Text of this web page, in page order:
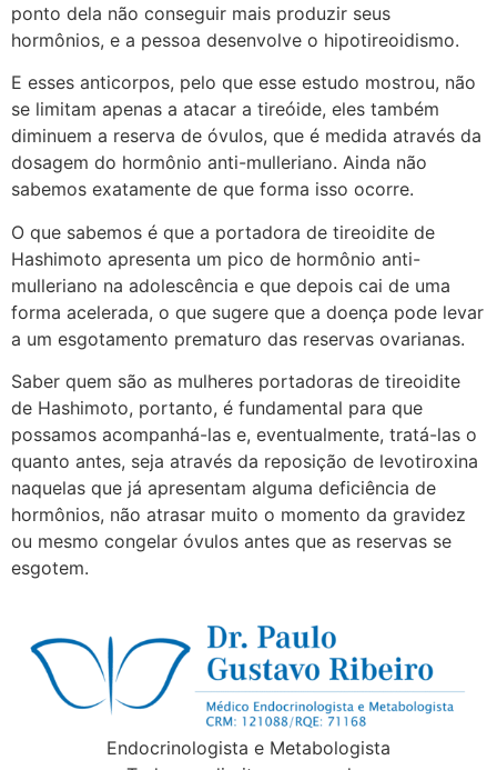
ponto dela não conseguir mais produzir seus
hormônios, e a pessoa desenvolve o hipotireoidismo.
E esses anticorpos, pelo que esse estudo mostrou, não
se limitam apenas a atacar a tireóide, eles também
diminuem a reserva de óvulos, que é medida através da
dosagem do hormônio anti-mulleriano. Ainda não
sabemos exatamente de que forma isso ocorre.
O que sabemos é que a portadora de tireoidite de
Hashimoto apresenta um pico de hormônio anti-
mulleriano na adolescência e que depois cai de uma
forma acelerada, o que sugere que a doença pode levar
a um esgotamento prematuro das reservas ovarianas.
Saber quem são as mulheres portadoras de tireoidite
de Hashimoto, portanto, é fundamental para que
possamos acompanhá-las e, eventualmente, tratá-las o
quanto antes, seja através da reposição de levotiroxina
naquelas que já apresentam alguma deficiência de
hormônios, não atrasar muito o momento da gravidez
ou mesmo congelar óvulos antes que as reservas se
esgotem.
Endocrinologista e Metabologista